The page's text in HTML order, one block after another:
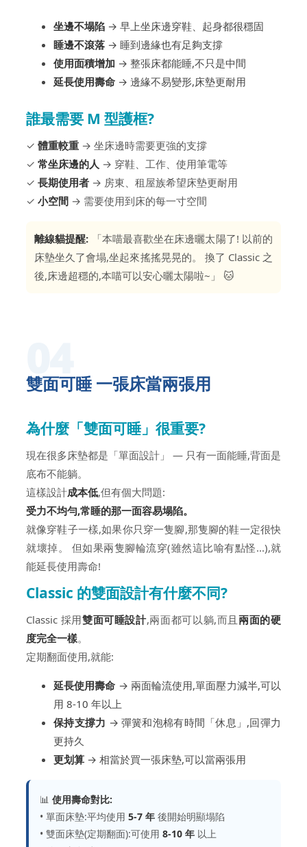
坐邊不塌陷 → 早上坐床邊穿鞋、起身都很穩固
睡邊不滾落 → 睡到邊緣也有足夠支撐
使用面積增加 → 整張床都能睡,不只是中間
延長使用壽命 → 邊緣不易變形,床墊更耐用
誰最需要 M 型護框?
✓ 體重較重 → 坐床邊時需要更強的支撐
✓ 常坐床邊的人 → 穿鞋、工作、使用筆電等
✓ 長期使用者 → 房東、租屋族希望床墊更耐用
✓ 小空間 → 需要使用到床的每一寸空間
離線貓提醒: 「本喵最喜歡坐在床邊曬太陽了! 以前的
床墊坐久了會塌,坐起來搖搖晃晃的。 換了 Classic 之
後,床邊超穩的,本喵可以安心曬太陽啦~」 🐱
雙面可睡 一張床當兩張用
為什麼「雙面可睡」很重要?
現在很多床墊都是「單面設計」 — 只有一面能睡,背面是
底布不能躺。
這樣設計成本低,但有個大問題:
受力不均勻,常睡的那一面容易塌陷。
就像穿鞋子一樣,如果你只穿一隻腳,那隻腳的鞋一定很快
就壞掉。 但如果兩隻腳輪流穿(雖然這比喻有點怪...),就
能延長使用壽命!
Classic 的雙面設計有什麼不同?
Classic 採用雙面可睡設計,兩面都可以躺,而且兩面的硬
度完全一樣。
定期翻面使用,就能:
延長使用壽命 → 兩面輪流使用,單面壓力減半,可以
用 8-10 年以上
保持支撐力 → 彈簧和泡棉有時間「休息」,回彈力
更持久
更划算 → 相當於買一張床墊,可以當兩張用
📊 使用壽命對比:
• 單面床墊:平均使用 5-7 年 後開始明顯塌陷
• 雙面床墊(定期翻面):可使用 8-10 年 以上